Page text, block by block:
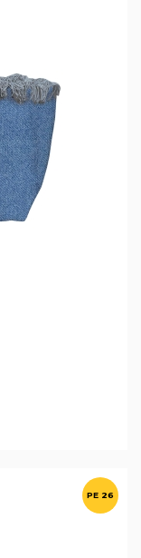
PE 26